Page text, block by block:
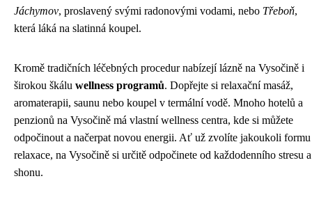
Jáchymov, proslavený svými radonovými vodami, nebo Třeboň,
která láká na slatinná koupel.
Kromě tradičních léčebných procedur nabízejí lázně na Vysočině i
širokou škálu wellness programů. Dopřejte si relaxační masáž,
aromaterapii, saunu nebo koupel v termální vodě. Mnoho hotelů a
penzionů na Vysočině má vlastní wellness centra, kde si můžete
odpočinout a načerpat novou energii. Ať už zvolíte jakoukoli formu
relaxace, na Vysočině si určitě odpočinete od každodenního stresu a
shonu.